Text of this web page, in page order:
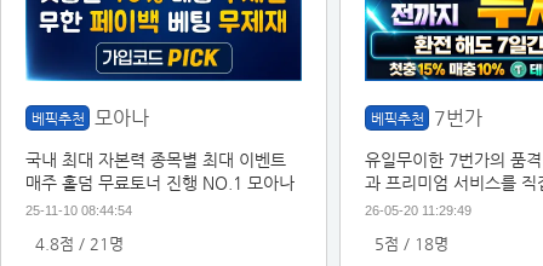
베픽추천 모아나
국내 최대 자본력 종목별 최대 이벤트
매주 홀덤 무료토너 진행 NO.1 모아나
25-11-10 08:44:54
4.8점 / 21명
베픽추천 7번가
유일무이한 7번가의 품
과 프리미엄 서비스를 직
26-05-20 11:29:49
5점 / 18명